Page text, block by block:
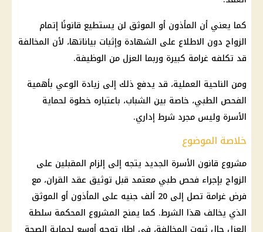
كما يعني أن المأذون أو الموثق لن يستطيع قانونًا إتمام
الزواج دون الاطلاع على الشهادة وإثبات بياناتها، لأن المخالفة
قد تكلفه غرامة كبيرة وربما العزل من الوظيفة.
ومن الناحية العملية، قد يدفع ذلك إلى زيادة الوعي بأهمية
الفحص الطبي، خاصة بين الشباب، باعتباره خطوة لحماية
الأسرة وليس مجرد شرط إداري.
خلاصة الموضوع
مشروع قانون الأسرة الجديد يتجه إلى إلزام المقبلين على
الزواج بإجراء فحص طبي معتمد قبل توثيق عقد القران، مع
فرض غرامة تصل إلى 20 ألف جنيه على المأذون أو الموثق
الذي يخالف هذا الشرط. كما يمنح المشروع المحكمة سلطة